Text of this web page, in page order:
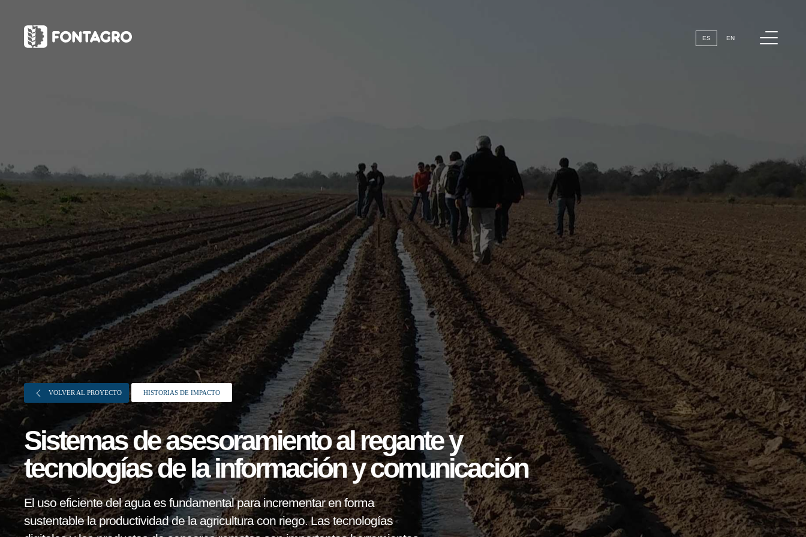
Sobre FONTAGRO
FONTAGRO es un mecanismo de
cooperación único que fomenta la
inversión en innovación en el sector
agroalimentario de América Latina y El
ES EN
VOLVER AL PROYECTO HISTORIAS DE IMPACTO
Sistemas de asesoramiento al regante y
tecnologías de la información y comunicación
El uso eficiente del agua es fundamental para incrementar en forma
sustentable la productividad de la agricultura con riego. Las tecnologías